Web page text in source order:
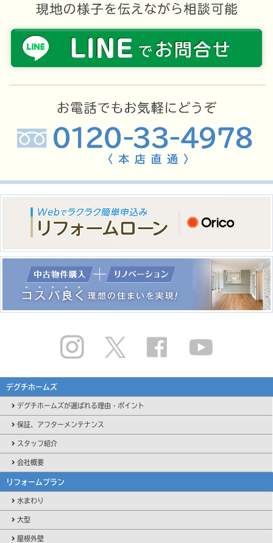
デグチホームズ
デグチホームズが選ばれる理由・ポイント
保証、アフターメンテナンス
スタッフ紹介
会社概要
リフォームプラン
水まわり
大型
屋根外壁